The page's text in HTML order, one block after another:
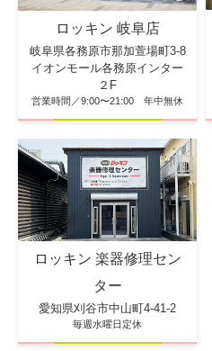
ロッキン 岐阜店
岐阜県各務原市那加萱場町3-8
イオンモール各務原インター
２F
営業時間／9:00〜21:00 年中無休
ロッキン 楽器修理セン
ター
愛知県刈谷市中山町4-41-2
毎週水曜日定休